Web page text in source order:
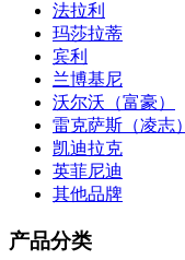
法拉利
玛莎拉蒂
宾利
兰博基尼
沃尔沃（富豪）
雷克萨斯（凌志）
凯迪拉克
英菲尼迪
其他品牌
产品分类